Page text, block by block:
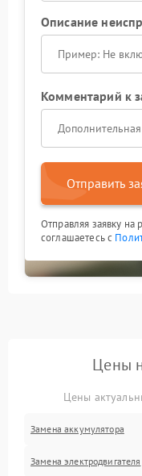
Описание
Комментарий к
Отправить
Отправляя заявку
соглашаетесь с
Цены
Цены
Замена аккумулятора
Замена электродвигателя